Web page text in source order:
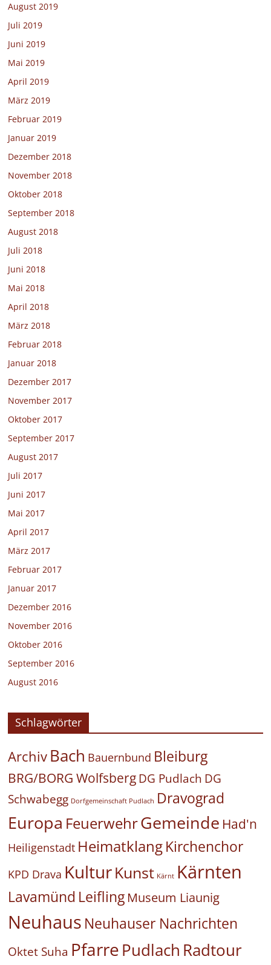
August 2019
Juli 2019
Juni 2019
Mai 2019
April 2019
März 2019
Februar 2019
Januar 2019
Dezember 2018
November 2018
Oktober 2018
September 2018
August 2018
Juli 2018
Juni 2018
Mai 2018
April 2018
März 2018
Februar 2018
Januar 2018
Dezember 2017
November 2017
Oktober 2017
September 2017
August 2017
Juli 2017
Juni 2017
Mai 2017
April 2017
März 2017
Februar 2017
Januar 2017
Dezember 2016
November 2016
Oktober 2016
September 2016
August 2016
Schlagwörter
Archiv Bach Bauernbund Bleiburg
BRG/BORG Wolfsberg DG Pudlach DG
Schwabegg Dorfgemeinschaft Pudlach Dravograd
Europa FeuerwehrGemeinde Had'n
Heiligenstadt HeimatklangKirchenchor
KPD Drava KulturKunst Kärnt Kärnten
Lavamünd Leifling Museum Liaunig
Neuhaus Neuhauser Nachrichten
Oktet Suha PfarrePudlach Radtour